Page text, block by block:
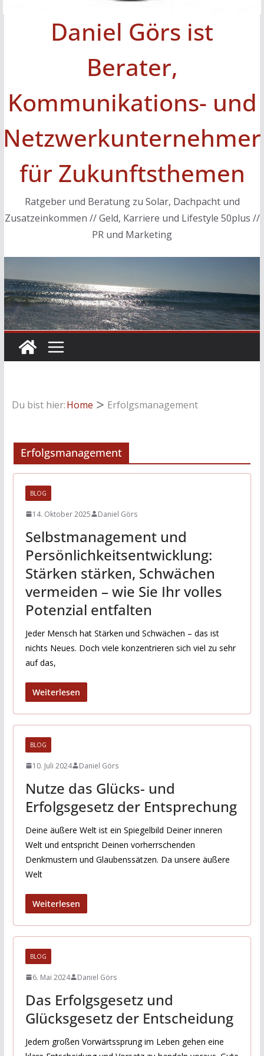
Daniel Görs ist
Berater,
Kommunikations- und
Netzwerkunternehmer
für Zukunftsthemen
Ratgeber und Beratung zu Solar, Dachpacht und
Zusatzeinkommen // Geld, Karriere und Lifestyle 50plus //
PR und Marketing
Du bist hier:Home Erfolgsmanagement
Erfolgsmanagement
BLOG
14. Oktober 2025 Daniel Görs
Selbstmanagement und
Persönlichkeitsentwicklung:
Stärken stärken, Schwächen
vermeiden – wie Sie Ihr volles
Potenzial entfalten
Jeder Mensch hat Stärken und Schwächen – das ist
nichts Neues. Doch viele konzentrieren sich viel zu sehr
auf das,
Weiterlesen
BLOG
10. Juli 2024 Daniel Görs
Nutze das Glücks- und
Erfolgsgesetz der Entsprechung
Deine äußere Welt ist ein Spiegelbild Deiner inneren
Welt und entspricht Deinen vorherrschenden
Denkmustern und Glaubenssätzen. Da unsere äußere
Welt
Weiterlesen
BLOG
6. Mai 2024 Daniel Görs
Das Erfolgsgesetz und
Glücksgesetz der Entscheidung
Jedem großen Vorwärtssprung im Leben gehen eine